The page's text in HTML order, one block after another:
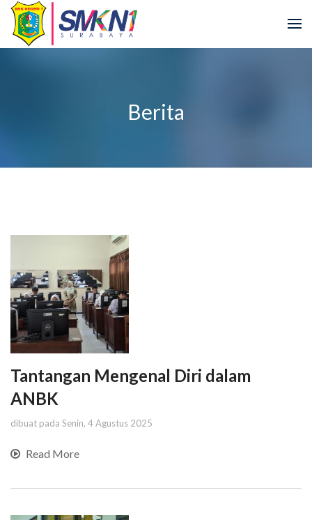
Berita
Tantangan Mengenal Diri dalam
ANBK
dibuat pada Senin, 4 Agustus 2025
Read More